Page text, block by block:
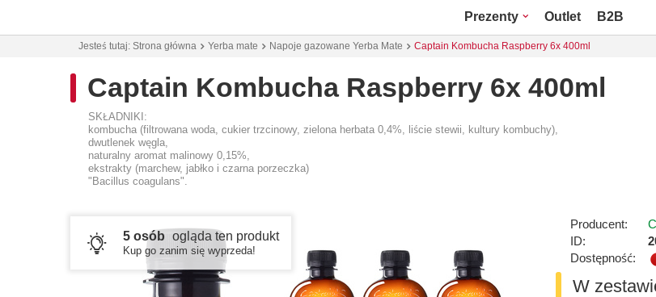
Prezenty
Outlet B2B
Jesteś tutaj: Strona główna Yerba mate Napoje gazowane Yerba Mate Captain Kombucha Raspberry 6x 400ml
Captain Kombucha Raspberry 6x 400ml
SKŁADNIKI:
kombucha (filtrowana woda, cukier trzcinowy, zielona herbata 0,4%, liście stewii, kultury kombuchy),
dwutlenek węgla,
naturalny aromat malinowy 0,15%,
ekstrakty (marchew, jabłko i czarna porzeczka)
"Bacillus coagulans".
5 osób ogląda ten produkt
Kup go zanim się wyprzeda!
Producent:
ID:
Dostępność:
W